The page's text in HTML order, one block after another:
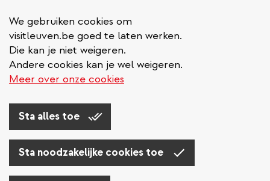
We gebruiken cookies om
visitleuven.be goed te laten werken.
Die kan je niet weigeren.
Andere cookies kan je wel weigeren.
Meer over onze cookies
Sta alles toe
Sta noodzakelijke cookies toe